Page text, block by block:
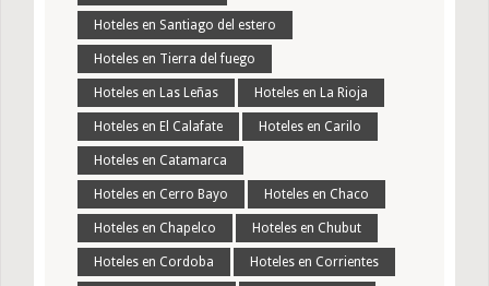
Hoteles en Santiago del estero
Hoteles en Tierra del fuego
Hoteles en Las Leñas Hoteles en La Rioja
Hoteles en El Calafate Hoteles en Carilo
Hoteles en Catamarca
Hoteles en Cerro Bayo Hoteles en Chaco
Hoteles en Chapelco Hoteles en Chubut
Hoteles en Cordoba Hoteles en Corrientes